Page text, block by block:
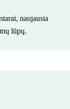
naujausia
lūpų.